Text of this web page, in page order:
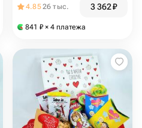
4.8526 тыс. 3 362₽
841 ₽ × 4 платежа